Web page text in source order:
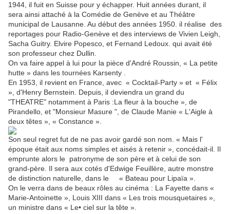
1944, il fuit en Suisse pour y échapper. Huit années durant, il
sera ainsi attaché à la Comédie de Genève et au Théâtre
municipal de Lausanne. Au début des années 1950. il réalise des
reportages pour Radio-Genève et des interviews de Vivien Leigh,
Sacha Guitry. Elvire Popesco, et Fernand Ledoux. qui avait été
son professeur chez Dullin.
On va faire appel à lui pour la pièce d'André Roussin, « La petite
hutte » dans les tournées Karsenty .
En 1953, il revient en France, avec « Cocktail-Party » et « Félix
», d'Henry Bernstein. Depuis, il deviendra un grand du
"THEATRE" notamment à Paris :La fleur à la bouche », de
Pirandello, et "Monsieur Masure ", de Claude Manie « L'Aigle à
deux têtes », « Constance ».
Son seul regret fut de ne pas avoir gardé son nom. « Mais l'
époque était aux noms simples et aisés à retenir », concédait-il. Il
emprunte alors le patronyme de son père et à celui de son
grand-père. Il sera aux cotés d'Edwige Feuillère, autre monstre
de distinction naturelle, dans le « Bateau pour Lipaïa ».
On le verra dans de beaux rôles au cinéma : La Fayette dans «
Marie-Antoinette », Louis XIII dans « Les trois mousquetaires »,
un ministre dans « Le• ciel sur la tête ».